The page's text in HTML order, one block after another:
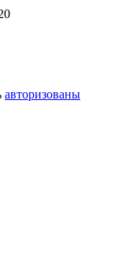
авторизованы